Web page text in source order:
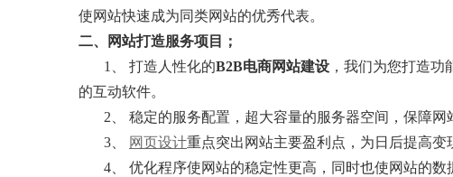
使网站快速成为同类网站的优秀代表。
二、网站打造服务项目；
1、 打造人性化的B2B电商网站建设 ，我们为您打造
的互动软件。
2、 稳定的服务配置，超大容量的服务器空间，保障
3、
网页设计重点突出网站主要盈利点，为日后提高变
4、 优化程序使网站的稳定性更高，同时也使网站的